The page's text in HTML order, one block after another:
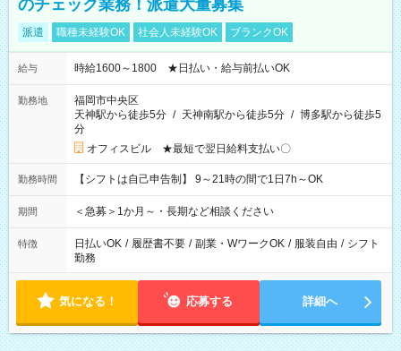
のチェック業務！派遣大量募集
派遣 職種未経験OK 社会人未経験OK ブランクOK
給与 時給1600～1800 ★日払い・給与前払いOK
勤務地
福岡市中央区
天神駅から徒歩5分 / 天神南駅から徒歩5分 / 博多駅から徒歩5
分
オフィスビル ★最短で翌日給料支払い〇
勤務時間 【シフトは自己申告制】 9～21時の間で1日7h～OK
期間 ＜急募＞1か月～・長期など相談ください
特徴 日払いOK / 履歴書不要 / 副業・WワークOK / 服装自由 / シフト
勤務
気になる！ 応募する 詳細へ